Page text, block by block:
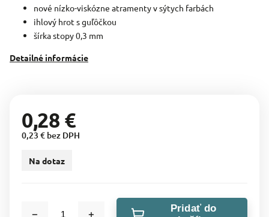
nové nízko-viskózne atramenty v sýtych farbách
ihlový hrot s guľôčkou
šírka stopy 0,3 mm
Detailné informácie
0,28 €
0,23 € bez DPH
Na dotaz
Pridať do